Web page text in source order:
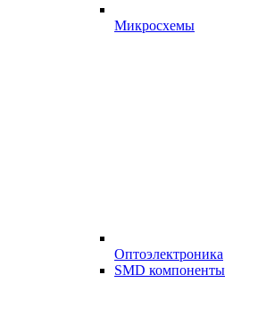
Микросхемы
Оптоэлектроника
SMD компоненты